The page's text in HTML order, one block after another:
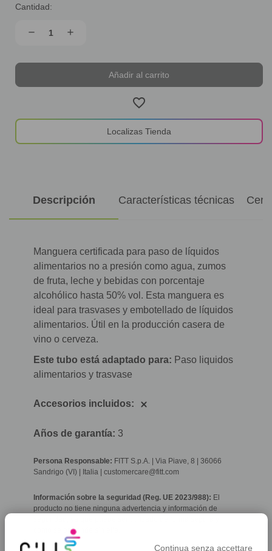
Continua senza accettare
Stock
Cantidad:
Disminuir
Cristallo
remove
Aumentar
Cristallo
add
favorite_border
Localizas Tienda
Descripción Características técnicas
Manguera certificada para paso de líquidos
alimentarios no a presión como agua, zumos
de fruta, leche y bebidas con porcentaje
alcohólico hasta 50% vol. Esta manguera es
ideal para trasvases y embotellado de líquidos
alimentarios. Útil en la producción casera de
vino o cerveza.
Este tubo está adaptado para: Paso liquidos
alimentarios y trasvase
Accesorios incluidos:
Años de garantía: 3
Persona Responsable: FITT S.p.A. | Via Piave, 8 | 36066
Sandrigo (VI) | Italia | customercare@fitt.com
Información sobre la seguridad (Reg. UE 2023/988): El
producto no tiene ninguna advertencia y información de
como se pretende sin ella.